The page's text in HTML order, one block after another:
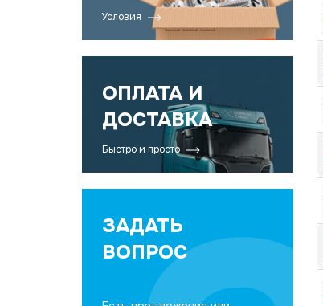
Условия
ОПЛАТА И
ДОСТАВКА
Быстро и просто
ЗАДАТЬ
ВОПРОС